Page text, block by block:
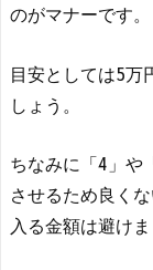
のがマナーです。
目安としては5万
しょう。
ちなみに「4」や
させるため良く
入る金額は避けま